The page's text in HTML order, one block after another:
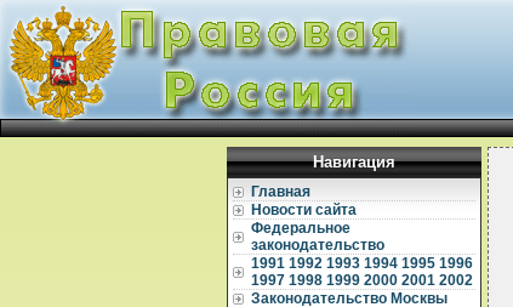
Навигация
Главная
Новости сайта
Федеральное
законодательство
1991 1992 1993 1994 1995 1996
1997 1998 1999 2000 2001 2002
Законодательство Москвы